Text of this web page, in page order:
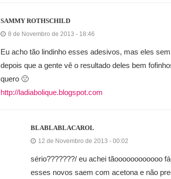
SAMMY ROTHSCHILD
8 de Novembro de 2013 - 18:46
Eu acho tão lindinho esses adesivos, mas eles
depois que a gente vê o resultado deles bem
quero 🙁
http://ladiabolique.blogspot.com
BLABLABLACAROL
12 de Novembro de 2013 - 00:02
sério???????/ eu achei tãoooooooooooo
esses novos saem com acetona e não